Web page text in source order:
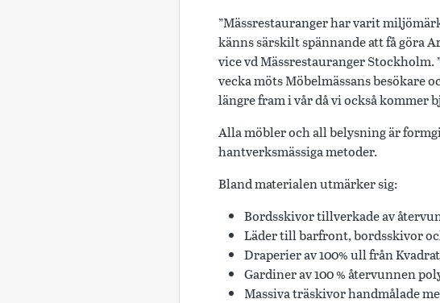
”Mässrestauranger har varit
känns särskilt spännande att få göra
vice vd Mässrestauranger
vecka möts Möbelmässans
längre fram i vår då vi också
Alla möbler och all belysning är
hantverksmässiga metoder.
Bland materialen utmärker sig:
Bordsskivor tillverkade av
Läder till barfront, bordsskivor
Draperier av 100% ull från
Gardiner av 100 % återvunnen
Massiva träskivor handmålade